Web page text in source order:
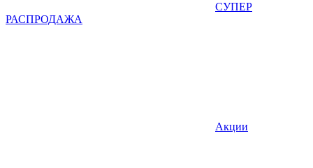
СУПЕР
РАСПРОДАЖА
Акции